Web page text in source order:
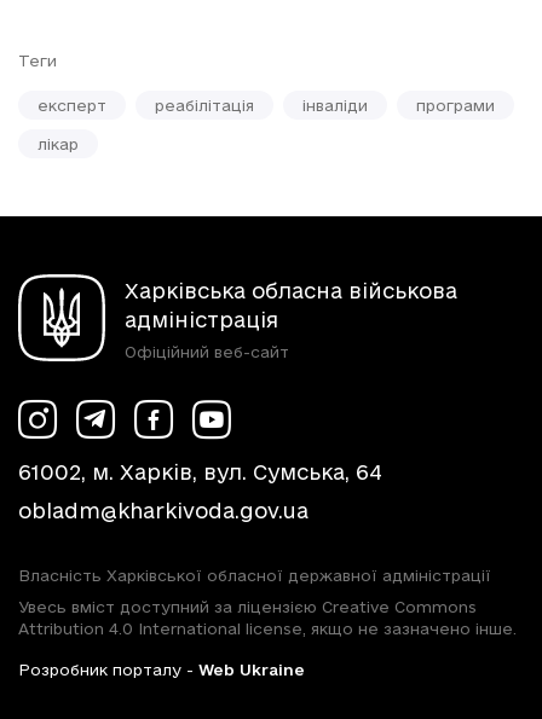
Теги
експерт реабілітація інваліди програми
лікар
Харківська обласна військова
адміністрація
Офіційний веб-сайт
61002, м. Харків, вул. Сумська, 64
obladm@kharkivoda.gov.ua
Власність Харківської обласної державної адміністрації
Увесь вміст доступний за ліцензією Creative Commons
Attribution 4.0 International license, якщо не зазначено інше.
Розробник порталу - Web Ukraine